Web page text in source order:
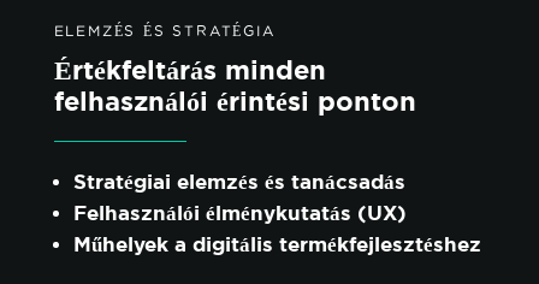
ELEMZÉS ÉS STRATÉGIA
Értékfeltárás minden
felhasználói érintési ponton
Stratégiai elemzés és tanácsadás
Felhasználói élménykutatás (UX)
Műhelyek a digitális termékfejlesztéshez